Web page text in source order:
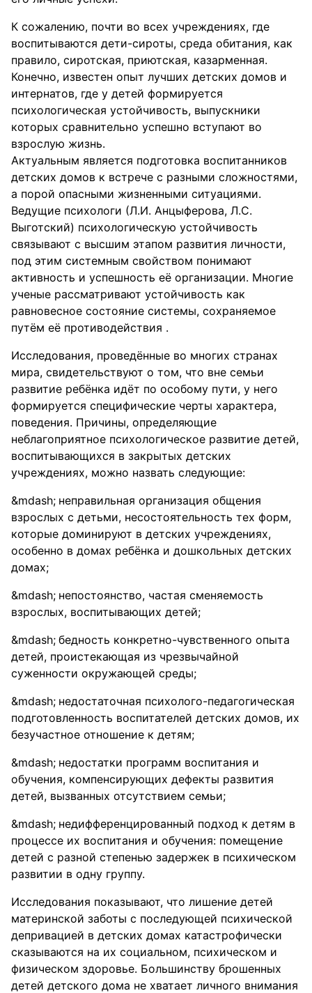
К сожалению, почти во всех учреждениях, где
воспитываются дети-сироты, среда обитания, как
правило, сиротская, приютская, казарменная.
Конечно, известен опыт лучших детских домов и
интернатов, где у детей формируется
психологическая устойчивость, выпускники
которых сравнительно успешно вступают во
взрослую жизнь.
Актуальным является подготовка воспитанников
детских домов к встрече с разными сложностями,
а порой опасными жизненными ситуациями.
Ведущие психологи (Л.И. Анцыферова, Л.С.
Выготский) психологическую устойчивость
связывают с высшим этапом развития личности,
под этим системным свойством понимают
активность и успешность её организации. Многие
ученые рассматривают устойчивость как
равновесное состояние системы, сохраняемое
путём её противодействия .
Исследования, проведённые во многих странах
мира, свидетельствуют о том, что вне семьи
развитие ребёнка идёт по особому пути, у него
формируется специфические черты характера,
поведения. Причины, определяющие
неблагоприятное психологическое развитие детей,
воспитывающихся в закрытых детских
учреждениях, можно назвать следующие:
неправильная организация общения
взрослых с детьми, несостоятельность тех форм,
которые доминируют в детских учреждениях,
особенно в домах ребёнка и дошкольных детских
домах;
непостоянство, частая сменяемость
взрослых, воспитывающих детей;
бедность конкретно-чувственного опыта
детей, проистекающая из чрезвычайной
суженности окружающей среды;
недостаточная психолого-педагогичеcкая
подготовленность воспитателей детских домов, их
безучастное отношение к детям;
недостатки программ воспитания и
обучения, компенсирующих дефекты развития
детей, вызванных отсутствием семьи;
недифференцированный подход к детям в
процессе их воспитания и обучения: помещение
детей с разной степенью задержек в психическом
развитии в одну группу.
Исследования показывают, что лишение детей
материнской заботы с последующей психической
депривацией в детских домах катастрофически
сказываются на их социальном, психическом и
физическом здоровье. Большинству брошенных
детей детского дома не хватает личного внимания